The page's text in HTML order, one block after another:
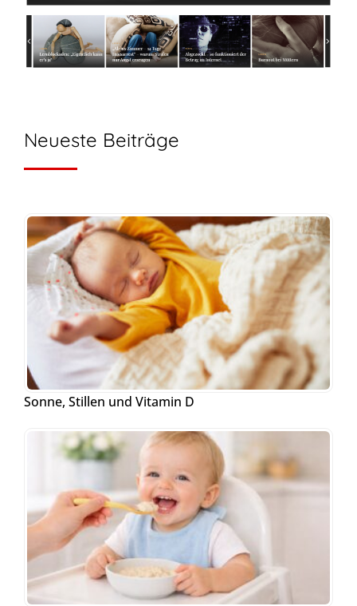
Neueste Beiträge
Sonne, Stillen und Vitamin D